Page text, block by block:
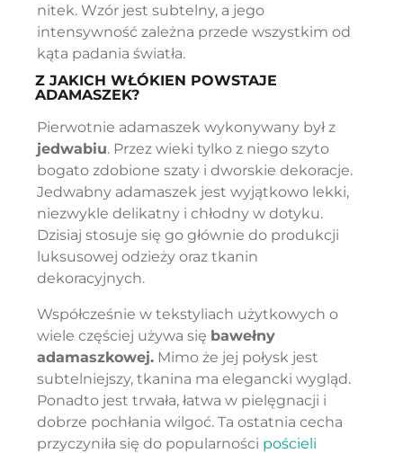
nitek. Wzór jest subtelny, a jego
intensywność zależna przede wszystkim od
kąta padania światła.
Z JAKICH WŁÓKIEN POWSTAJE
ADAMASZEK?
Pierwotnie adamaszek wykonywany był z
jedwabiu. Przez wieki tylko z niego szyto
bogato zdobione szaty i dworskie dekoracje.
Jedwabny adamaszek jest wyjątkowo lekki,
niezwykle delikatny i chłodny w dotyku.
Dzisiaj stosuje się go głównie do produkcji
luksusowej odzieży oraz tkanin
dekoracyjnych.
Współcześnie w tekstyliach użytkowych o
wiele częściej używa się bawełny
adamaszkowej.Mimo że jej połysk jest
subtelniejszy, tkanina ma elegancki wygląd.
Ponadto jest trwała, łatwa w pielęgnacji i
dobrze pochłania wilgoć. Ta ostatnia cecha
przyczyniła się do popularności pościeli